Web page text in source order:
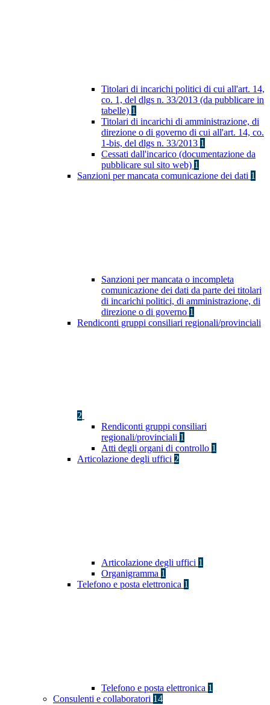
Titolari di incarichi politici di cui all'art. 14,
co. 1, del dlgs n. 33/2013 (da pubblicare in
tabelle) 1
Titolari di incarichi di amministrazione, di
direzione o di governo di cui all'art. 14, co.
1-bis, del dlgs n. 33/2013 1
Cessati dall'incarico (documentazione da
pubblicare sul sito web) 1
Sanzioni per mancata comunicazione dei dati 1
Sanzioni per mancata o incompleta
comunicazione dei dati da parte dei titolari
di incarichi politici, di amministrazione, di
direzione o di governo 1
Rendiconti gruppi consiliari regionali/provinciali
2
Rendiconti gruppi consiliari
regionali/provinciali 1
Atti degli organi di controllo 1
Articolazione degli uffici 2
Articolazione degli uffici 1
Organigramma 1
Telefono e posta elettronica 1
Telefono e posta elettronica 1
Consulenti e collaboratori 14